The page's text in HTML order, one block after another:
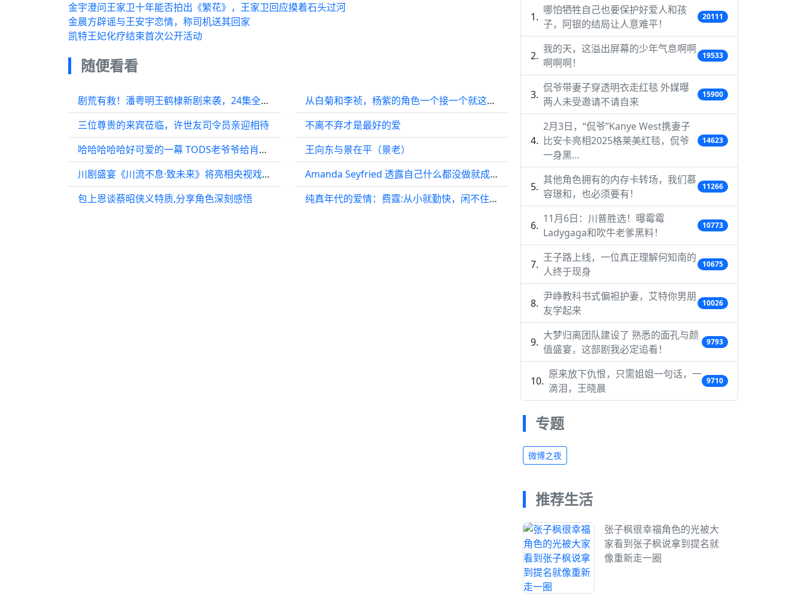
金宇澄问王家卫十年能否拍出《繁花》，王家卫回应摸着石头过河
金晨方辟谣与王安宇恋情，称司机送其回家
凯特王妃化疗结束首次公开活动
随便看看
剧荒有救！潘粤明王鹤棣新剧来袭，24集全程高能无尿点
三位尊贵的来宾莅临，许世友司令员亲迎相待
哈哈哈哈哈好可爱的一幕 TODS老爷爷给肖战展示翻盖手机，肖战还震惊了一下
川剧盛宴《川流不息·致未来》将亮相央视戏曲频道
包上恩谈蔡昭侠义特质,分享角色深刻感悟
从白菊和李祯，杨紫的角色一个接一个就这么来了！杨紫
不离不弃才是最好的爱
王向东与景在平（景老）
Amanda Seyfried 透露自己什么都没做就成为了联合制片人
纯真年代的爱情：费霆:从小就勤快，闲不住一点 啥也不图
哪怕牺牲自己也要保护好爱人和孩
子，阿银的结局让人意难平！
20111
我的天，这溢出屏幕的少年气息啊啊
啊啊啊！
19533
侃爷带妻子穿透明衣走红毯 外媒曝
两人未受邀请不请自来
15900
2月3日，“侃爷”Kanye West携妻子
比安卡亮相2025格莱美红毯，侃爷
一身黑…
14623
其他角色拥有的内存卡转场，我们慕
容璟和，也必须要有！
11266
11月6日：川普胜选！曝霉霉
Ladygaga和吹牛老爹黑料！
10773
王子路上线，一位真正理解何知南的
人终于现身
10675
尹峥教科书式偏袒护妻，艾特你男朋
友学起来
10026
大梦归离团队建设了 熟悉的面孔与颜
值盛宴，这部剧我必定追看！
9793
原来放下仇恨，只需姐姐一句话，一
滴泪，王晓晨
9710
专题
微博之夜
推荐生活
张子枫很幸福角色的光被大
家看到张子枫说拿到提名就
像重新走一圈